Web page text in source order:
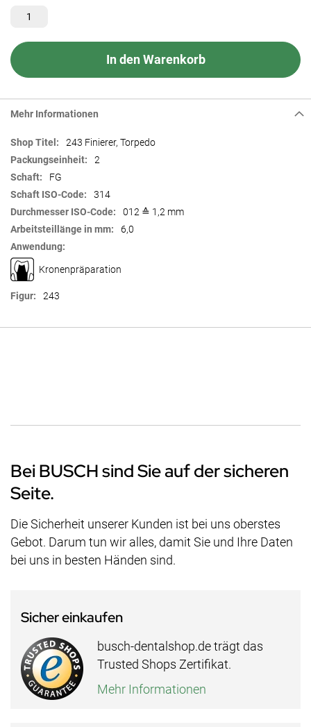
In den Warenkorb
Mehr Informationen
Mehr
Informationen
243 Finierer, Torpedo
2
FG
314
012 ≙ 1,2 mm
6,0
Kronenpräparation
243
Bei BUSCH sind Sie auf der sicheren
Seite.
Die Sicherheit unserer Kunden ist bei uns oberstes
Gebot. Darum tun wir alles, damit Sie und Ihre Daten
bei uns in besten Händen sind.
Sicher einkaufen
busch-dentalshop.de trägt das
Trusted Shops Zertifikat.
Mehr Informationen